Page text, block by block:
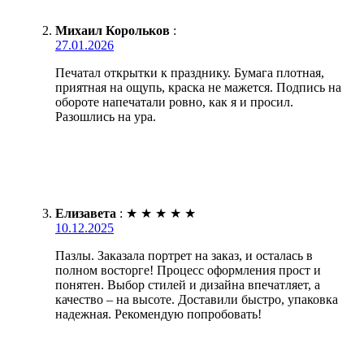
Михаил Корольков :
27.01.2026
Печатал открытки к празднику. Бумага плотная,
приятная на ощупь, краска не мажется. Подпись на
обороте напечатали ровно, как я и просил.
Разошлись на ура.
Елизавета : ★ ★ ★ ★ ★
10.12.2025
Пазлы. Заказала портрет на заказ, и осталась в
полном восторге! Процесс оформления прост и
понятен. Выбор стилей и дизайна впечатляет, а
качество – на высоте. Доставили быстро, упаковка
надежная. Рекомендую попробовать!